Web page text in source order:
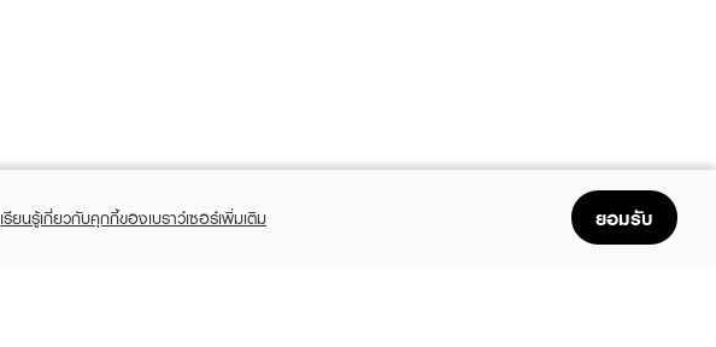
เรียนรู้เกี่ยวกับคุกกี้ของเบราว์เซอร์เพิ่มเติม ยอมรับ